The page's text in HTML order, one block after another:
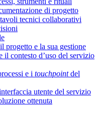
di progetto
tecnici collaborativi
progetto e la sua gestione
il contesto d’uso del servizio
e i touchpointdel
utente del servizio
ottenuta